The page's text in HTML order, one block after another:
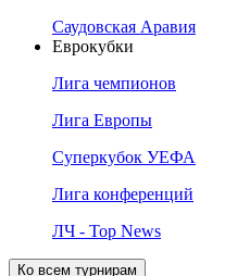
Саудовская Аравия
Еврокубки
Лига чемпионов
Лига Европы
Суперкубок УЕФА
Лига конференций
ЛЧ - Top News
Ко всем турнирам